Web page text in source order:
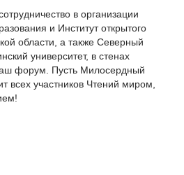
в организации
и Институт открытого
области, а также Северный
университет, в стенах
форум. Пусть Милосердный
всех участников Чтений миром,